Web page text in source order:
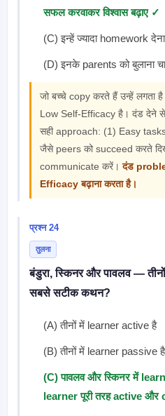
सफल करवाकर विश्वास बढ़ाए ✓
(C) इन्हें ज्यादा homework देना
(D) इनके parents को बुलाना
जो बच्चे copy करते हैं उन्हें लगता
Low Self-Efficacy है। दंड देने
सही approach: (1) Easy
जैसे peers को succeed करते
communicate करें।दंड
Efficacy बढ़ाना करता है।
प्रश्न 24
तुलना
बंडुरा, स्किनर और पावलव —
सबसे सटीक कथन?
(A) तीनों में learner active है
(B) तीनों में learner passive है
(C) पावलव और स्किनर में
learner पूरी तरह active